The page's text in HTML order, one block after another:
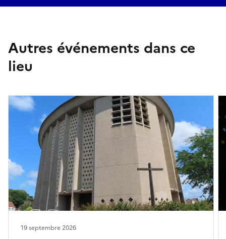
Autres événements dans ce
lieu
19 septembre 2026